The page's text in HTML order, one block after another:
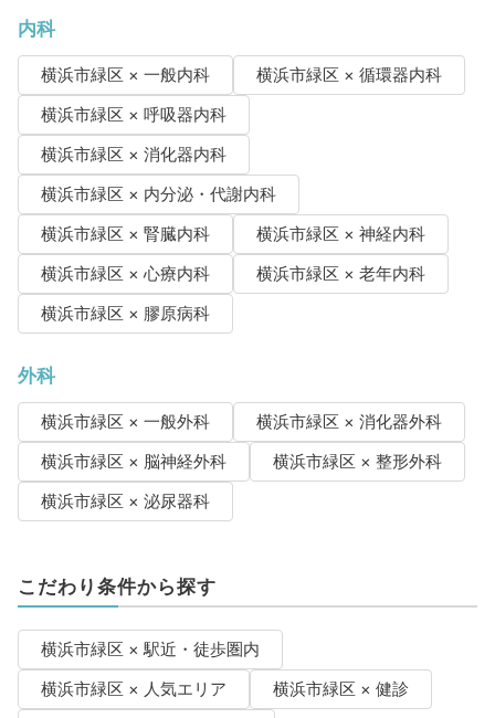
内科
横浜市緑区 × 一般内科
横浜市緑区 × 循環器内科
横浜市緑区 × 呼吸器内科
横浜市緑区 × 消化器内科
横浜市緑区 × 内分泌・代謝内科
横浜市緑区 × 腎臓内科
横浜市緑区 × 神経内科
横浜市緑区 × 心療内科
横浜市緑区 × 老年内科
横浜市緑区 × 膠原病科
外科
横浜市緑区 × 一般外科
横浜市緑区 × 消化器外科
横浜市緑区 × 脳神経外科
横浜市緑区 × 整形外科
横浜市緑区 × 泌尿器科
こだわり条件から探す
横浜市緑区 × 駅近・徒歩圏内
横浜市緑区 × 人気エリア
横浜市緑区 × 健診